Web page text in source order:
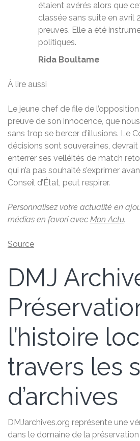
étaient avérés alors que
classée sans suite en avril
preuves. Elle a été
politiques.
Rida Boultame
À lire aussi
Le jeune chef de file de
preuve de son innocence, que
sans trop se bercer d’illusions. Le
décisions sont souveraines,
enterrer ses velléités de match
qui n’a pas souhaité s’exprimer
Conseil d’État, peut respirer.
Personnalisez votre actualité en
médias en favori avec Mon Actu.
Source
DMJ
l’histoire
travers les
d’archives
DMJarchives.org représente une
dans le domaine de la préservation